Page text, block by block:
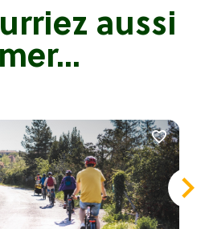
aussi